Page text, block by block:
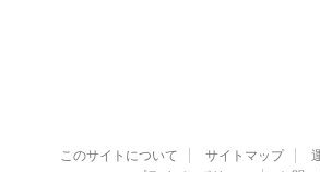
このサイトについて サイトマップ